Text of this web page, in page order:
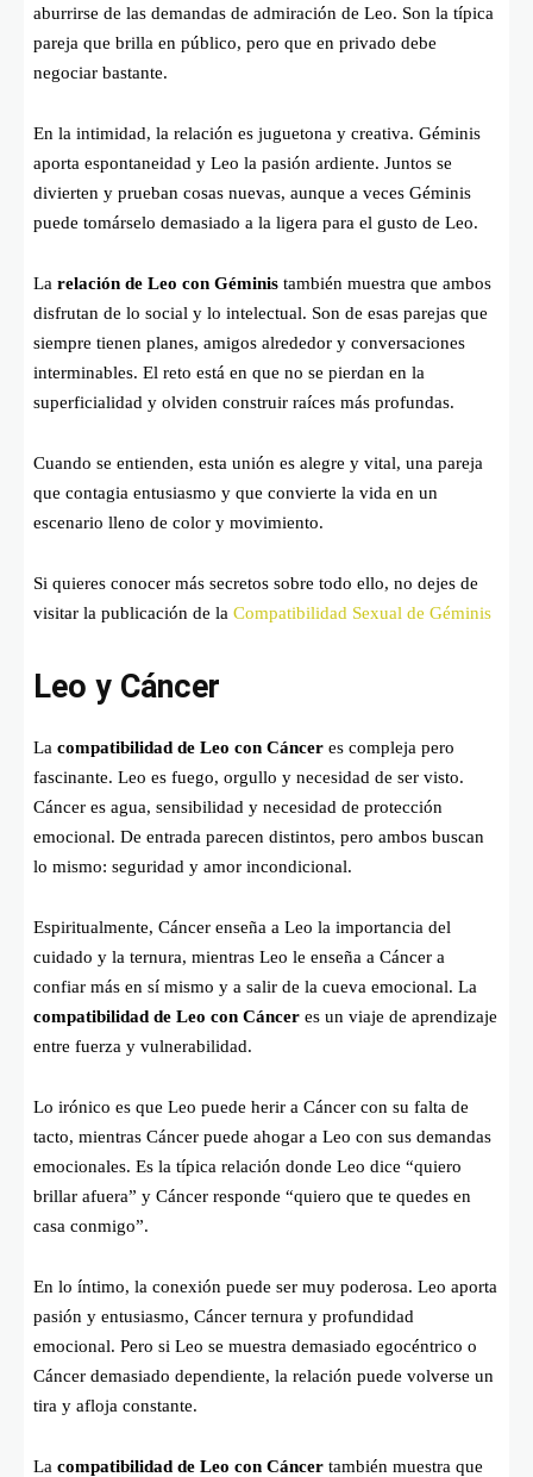
aburrirse de las demandas de admiración de Leo. Son la típica
pareja que brilla en público, pero que en privado debe
negociar bastante.
En la intimidad, la relación es juguetona y creativa. Géminis
aporta espontaneidad y Leo la pasión ardiente. Juntos se
divierten y prueban cosas nuevas, aunque a veces Géminis
puede tomárselo demasiado a la ligera para el gusto de Leo.
La relación de Leo con Géminis también muestra que ambos
disfrutan de lo social y lo intelectual. Son de esas parejas que
siempre tienen planes, amigos alrededor y conversaciones
interminables. El reto está en que no se pierdan en la
superficialidad y olviden construir raíces más profundas.
Cuando se entienden, esta unión es alegre y vital, una pareja
que contagia entusiasmo y que convierte la vida en un
escenario lleno de color y movimiento.
Si quieres conocer más secretos sobre todo ello, no dejes de
visitar la publicación de la Compatibilidad Sexual de Géminis
Leo y Cáncer
La compatibilidad de Leo con Cáncer es compleja pero
fascinante. Leo es fuego, orgullo y necesidad de ser visto.
Cáncer es agua, sensibilidad y necesidad de protección
emocional. De entrada parecen distintos, pero ambos buscan
lo mismo: seguridad y amor incondicional.
Espiritualmente, Cáncer enseña a Leo la importancia del
cuidado y la ternura, mientras Leo le enseña a Cáncer a
confiar más en sí mismo y a salir de la cueva emocional. La
compatibilidad de Leo con Cáncer es un viaje de aprendizaje
entre fuerza y vulnerabilidad.
Lo irónico es que Leo puede herir a Cáncer con su falta de
tacto, mientras Cáncer puede ahogar a Leo con sus demandas
emocionales. Es la típica relación donde Leo dice “quiero
brillar afuera” y Cáncer responde “quiero que te quedes en
casa conmigo”.
En lo íntimo, la conexión puede ser muy poderosa. Leo aporta
pasión y entusiasmo, Cáncer ternura y profundidad
emocional. Pero si Leo se muestra demasiado egocéntrico o
Cáncer demasiado dependiente, la relación puede volverse un
tira y afloja constante.
La compatibilidad de Leo con Cáncer también muestra que